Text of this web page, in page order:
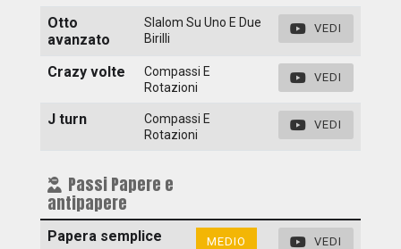
Otto
avanzato
Slalom Su Uno E Due
Birilli
VEDI
Crazy volte
Compassi E
Rotazioni
VEDI
J turn
Compassi E
Rotazioni
VEDI
Passi Papere e
antipapere
Papera semplice MEDIO VEDI